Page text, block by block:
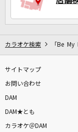
カラオケ検索 「Be
サイトマップ
お問い合わせ
DAM
DAM★とも
カラオケ＠DAM